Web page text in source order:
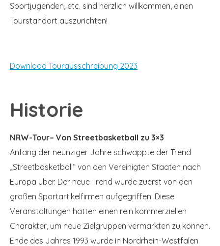
Sportjugenden, etc. sind herzlich willkommen, einen
Tourstandort auszurichten!
Download Tourausschreibung 2023
Historie
NRW-Tour– Von Streetbasketball zu 3×3
Anfang der neunziger Jahre schwappte der Trend
„Streetbasketball“ von den Vereinigten Staaten nach
Europa über. Der neue Trend wurde zuerst von den
großen Sportartikelfirmen aufgegriffen. Diese
Veranstaltungen hatten einen rein kommerziellen
Charakter, um neue Zielgruppen vermarkten zu können.
Ende des Jahres 1993 wurde in Nordrhein-Westfalen